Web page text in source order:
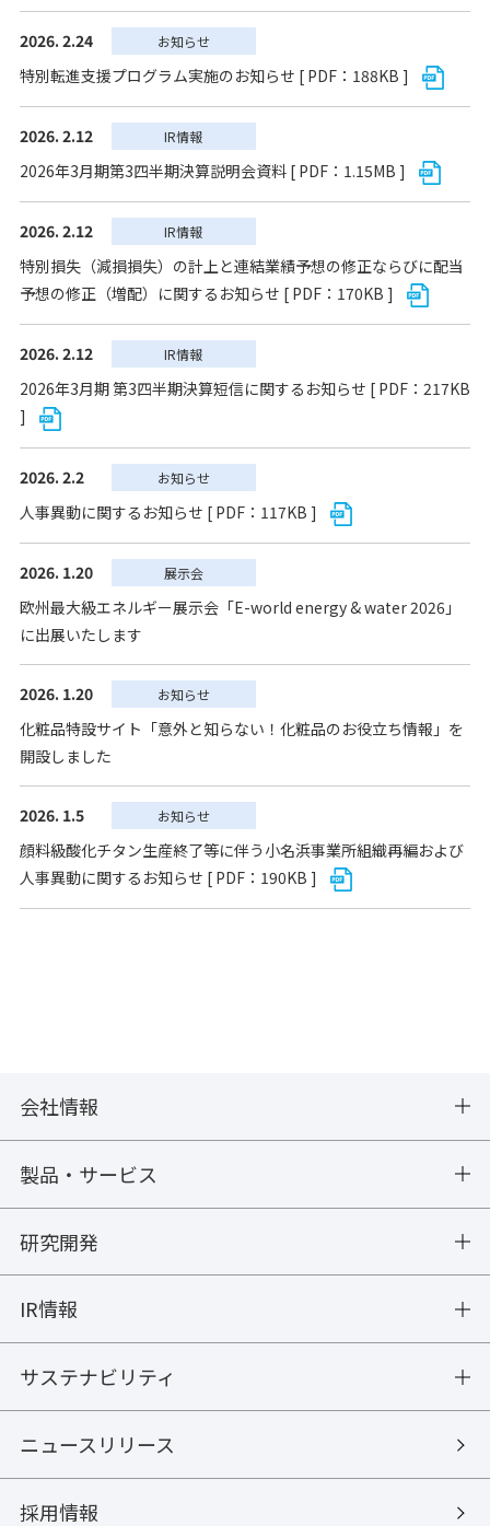
2026. 2.24 お知らせ
特別転進支援プログラム実施のお知らせ [ PDF：188KB ]
2026. 2.12 IR情報
2026年3月期第3四半期決算説明会資料 [ PDF：1.15MB ]
2026. 2.12 IR情報
特別損失（減損損失）の計上と連結業績予想の修正ならびに配当
予想の修正（増配）に関するお知らせ [ PDF：170KB ]
2026. 2.12 IR情報
2026年3月期 第3四半期決算短信に関するお知らせ [ PDF：217KB
]
2026. 2.2 お知らせ
人事異動に関するお知らせ [ PDF：117KB ]
2026. 1.20 展示会
欧州最大級エネルギー展示会「E-world energy & water 2026」
に出展いたします
2026. 1.20 お知らせ
化粧品特設サイト「意外と知らない！化粧品のお役立ち情報」を
開設しました
2026. 1.5 お知らせ
顔料級酸化チタン生産終了等に伴う小名浜事業所組織再編および
人事異動に関するお知らせ [ PDF：190KB ]
会社情報
製品・サービス
研究開発
IR情報
サステナビリティ
ニュースリリース
採用情報